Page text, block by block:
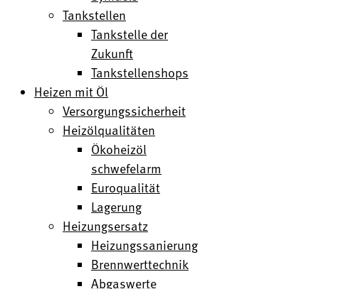
Tankstellen
Tankstelle der
Zukunft
Tankstellenshops
Heizen mit Öl
Versorgungssicherheit
Heizölqualitäten
Ökoheizöl
schwefelarm
Euroqualität
Lagerung
Heizungsersatz
Heizungssanierung
Brennwerttechnik
Abgaswerte